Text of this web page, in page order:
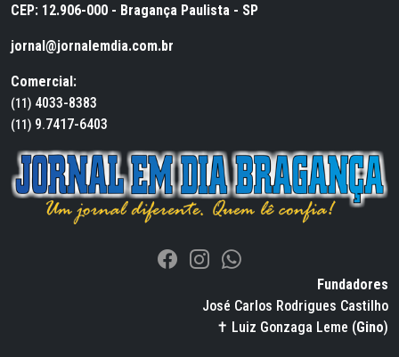
CEP: 12.906-000 - Bragança Paulista - SP
jornal@jornalemdia.com.br
Comercial:
(11) 4033-8383
(11) 9.7417-6403
Fundadores
José Carlos Rodrigues Castilho
✝ Luiz Gonzaga Leme (Gino)